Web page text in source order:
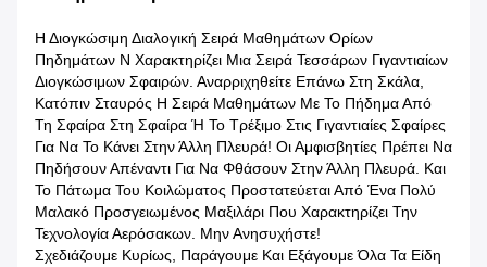
Η Διογκώσιμη Διαλογική Σειρά Μαθημάτων Ορίων
Πηδημάτων Ν Χαρακτηρίζει Μια Σειρά Τεσσάρων Γιγαντιαίων
Διογκώσιμων Σφαιρών. Αναρριχηθείτε Επάνω Στη Σκάλα,
Κατόπιν Σταυρός Η Σειρά Μαθημάτων Με Το Πήδημα Από
Τη Σφαίρα Στη Σφαίρα Ή Το Τρέξιμο Στις Γιγαντιαίες Σφαίρες
Για Να Το Κάνει Στην Άλλη Πλευρά! Οι Αμφισβητίες Πρέπει Να
Πηδήσουν Απέναντι Για Να Φθάσουν Στην Άλλη Πλευρά. Και
Το Πάτωμα Του Κοιλώματος Προστατεύεται Από Ένα Πολύ
Μαλακό Προσγειωμένος Μαξιλάρι Που Χαρακτηρίζει Την
Τεχνολογία Αερόσακων. Μην Ανησυχήστε!
Σχεδιάζουμε Κυρίως, Παράγουμε Και Εξάγουμε Όλα Τα Είδη